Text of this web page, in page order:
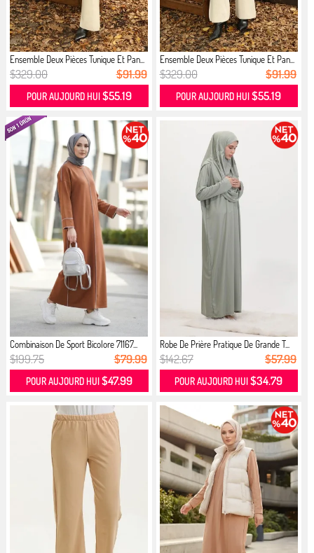
Ensemble Deux Pièces Tunique Et Pan...
$329.00 $91.99
POUR AUJOURD HUI $55.19
Ensemble Deux Pièces Tunique Et Pan...
$329.00 $91.99
POUR AUJOURD HUI$55.19
Combinaison De Sport Bicolore 71167...
$199.75 $79.99
POUR AUJOURD HUI$47.99
Robe De Prière Pratique De Grande T...
$142.67 $57.99
POUR AUJOURD HUI$34.79